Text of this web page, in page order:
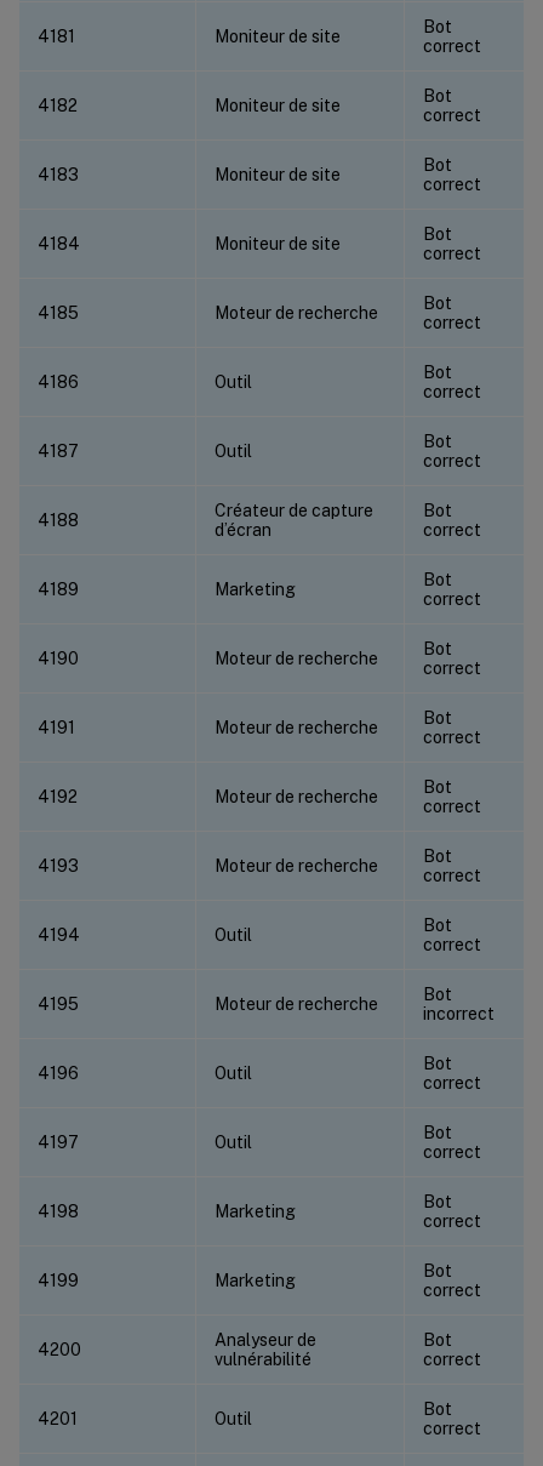
4181 Moniteur de site
Bot
correct
4182 Moniteur de site
Bot
correct
4183 Moniteur de site
Bot
correct
4184 Moniteur de site
Bot
correct
4185 Moteur de recherche
Bot
correct
4186 Outil
Bot
correct
4187 Outil
Bot
correct
4188
Créateur de capture
d’écran
Bot
correct
4189 Marketing
Bot
correct
4190 Moteur de recherche
Bot
correct
4191 Moteur de recherche
Bot
correct
4192 Moteur de recherche
Bot
correct
4193 Moteur de recherche
Bot
correct
4194 Outil
Bot
correct
4195 Moteur de recherche
Bot
incorrect
4196 Outil
Bot
correct
4197 Outil
Bot
correct
4198 Marketing
Bot
correct
4199 Marketing
Bot
correct
4200
Analyseur de
vulnérabilité
Bot
correct
4201 Outil
Bot
correct